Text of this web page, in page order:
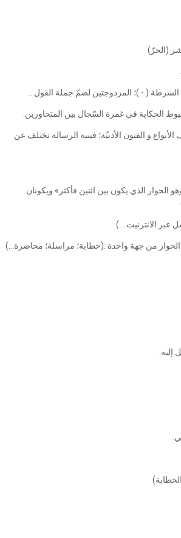
(الحرّ)
( - )؛ المزدوجتين لضمّ جملة القول...
الحكاية في غمرة السّجال بين المتحاورين.
الأنواع و الفنون الأدبيّة؛ فبنية الرسالة تختلف عن
الحوار الذي يكون بين اثنين فأكثر» ويكونان
عبر الانترنيت ...)
الحوار من جهة واحدة :(خطابة؛ مراسلة؛ محاضرة...)
إليه.